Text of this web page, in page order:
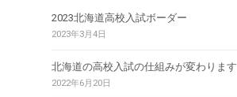
2023北海道高校入試ボーダー
2023年3月4日
北海道の高校入試の仕組みが変わります
2022年6月20日